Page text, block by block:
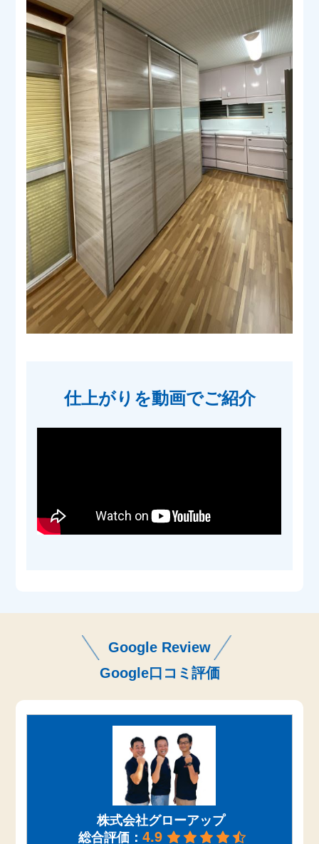
仕上がりを動画でご紹介
Google Review
Google口コミ評価
株式会社グローアップ
総合評価： 4.9